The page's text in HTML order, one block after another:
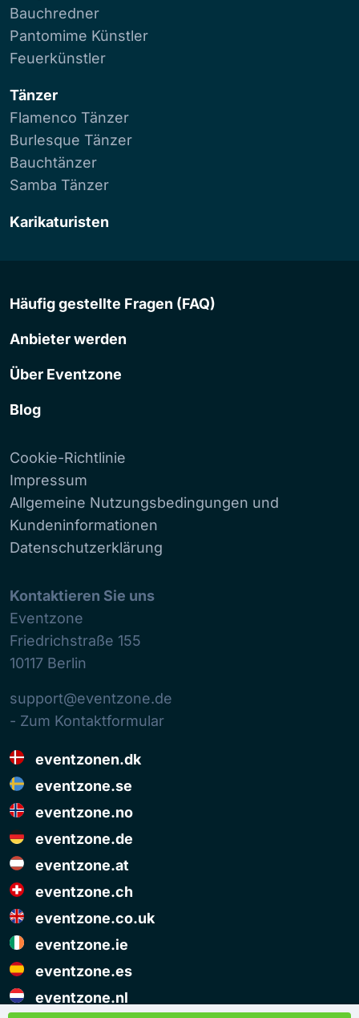
Bauchredner
Pantomime Künstler
Feuerkünstler
Tänzer
Flamenco Tänzer
Burlesque Tänzer
Bauchtänzer
Samba Tänzer
Karikaturisten
Häufig gestellte Fragen (FAQ)
Anbieter werden
Über Eventzone
Blog
Cookie-Richtlinie
Impressum
Allgemeine Nutzungsbedingungen und
Kundeninformationen
Datenschutzerklärung
Kontaktieren Sie uns
Eventzone
Friedrichstraße 155
10117 Berlin
support@eventzone.de
- Zum Kontaktformular
eventzonen.dk
eventzone.se
eventzone.no
eventzone.de
eventzone.at
eventzone.ch
eventzone.co.uk
eventzone.ie
eventzone.es
eventzone.nl